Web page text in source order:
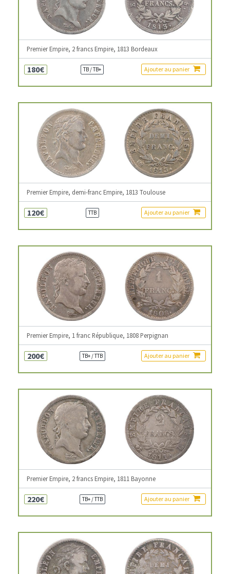
Premier Empire, 2 francs Empire, 1813 Bordeaux
180€ TB / TB+ Ajouter au panier
Premier Empire, demi-franc Empire, 1813 Toulouse
120€ TTB Ajouter au panier
Premier Empire, 1 franc République, 1808 Perpignan
200€ TB+ / TTB Ajouter au panier
Premier Empire, 2 francs Empire, 1811 Bayonne
220€ TB+ / TTB Ajouter au panier